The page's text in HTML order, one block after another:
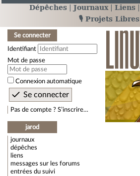
Dépêches Journaux Liens
🎙️ Projets Libres
Se connecter
Identifiant
Mot de passe
Connexion automatique
Pas de compte ? S’inscrire…
jarod
journaux
dépêches
liens
messages sur les forums
entrées du suivi